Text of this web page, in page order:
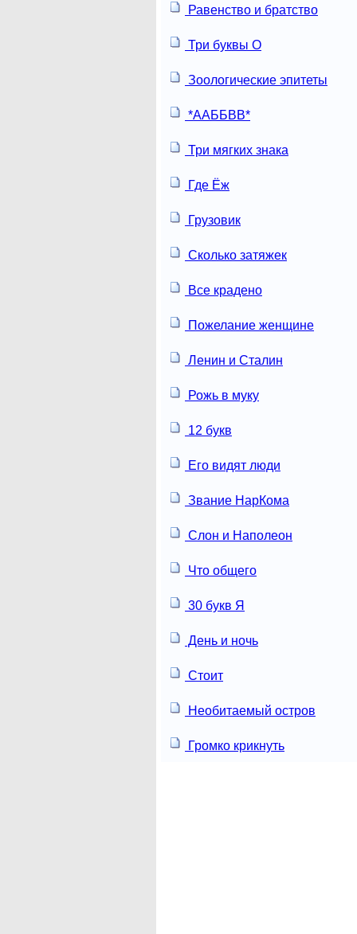
Равенство и братство
Три буквы О
Зоологические эпитеты
*ААББВВ*
Три мягких знака
Где Ёж
Грузовик
Сколько затяжек
Все крадено
Пожелание женщине
Ленин и Сталин
Рожь в муку
12 букв
Его видят люди
Звание НарКома
Слон и Наполеон
Что общего
30 букв Я
День и ночь
Стоит
Необитаемый остров
Громко крикнуть